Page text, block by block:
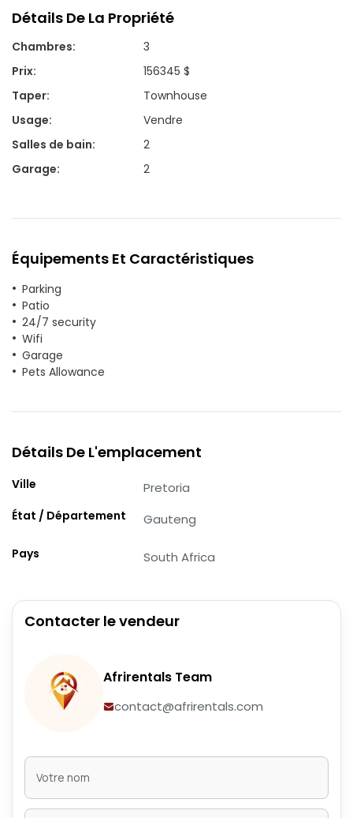
Détails De La Propriété
Chambres:
3
Prix:
156345 $
Taper:
Townhouse
Usage:
Vendre
Salles de bain:
2
Garage: 2
Équipements Et Caractéristiques
Parking
Patio
24/7 security
Wifi
Garage
Pets Allowance
Détails De L'emplacement
Ville Pretoria
État / Département Gauteng
Pays South Africa
Contacter le vendeur
Afrirentals Team
contact@afrirentals.com